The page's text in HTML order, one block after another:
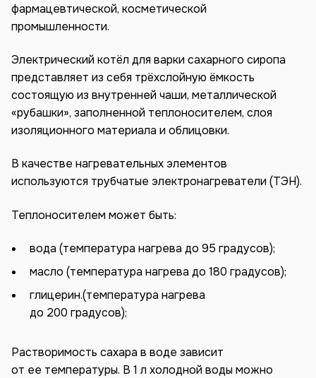
фармацевтической, косметической
промышленности.
Электрический котёл для варки сахарного сиропа
представляет из себя трёхслойную ёмкость
состоящую из внутренней чаши, металлической
«рубашки», заполненной теплоносителем, слоя
изоляционного материала и облицовки.
В качестве нагревательных элементов
используются трубчатые электронагреватели (ТЭН).
Теплоносителем может быть:
вода (температура нагрева до 95 градусов);
масло (температура нагрева до 180 градусов);
глицерин.(температура нагрева
до 200 градусов);
Растворимость сахара в воде зависит
от ее температуры. В 1 л холодной воды можно